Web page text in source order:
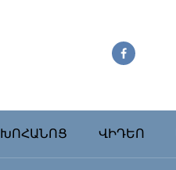
ԽՈՀԱՆՈՑ ՎԻԴԵՈ